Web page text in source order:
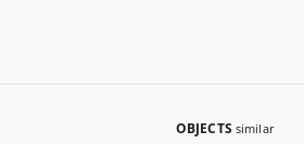
OBJECTS similar